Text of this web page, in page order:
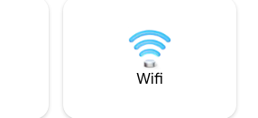
Elektrisk grill som
Självincheckning.
Wifi